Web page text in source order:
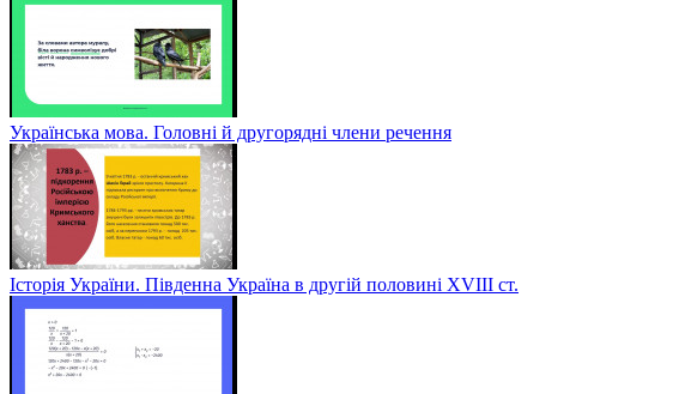
Українська мова. Головні й другорядні члени речення
Історія України. Південна Україна в другій половині ХVІІІ ст.